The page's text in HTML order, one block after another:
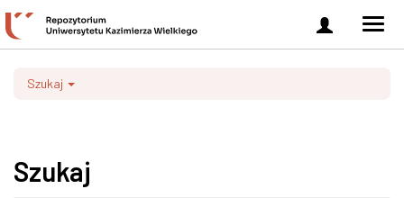
Zaloguj
się
Szukaj
Szukaj